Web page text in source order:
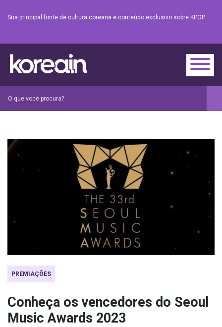
Sua principal fonte de cultura coreana e conteúdo exclusivo sobre KPOP.
PREMIAÇÕES
Conheça os vencedores do Seoul
Music Awards 2023